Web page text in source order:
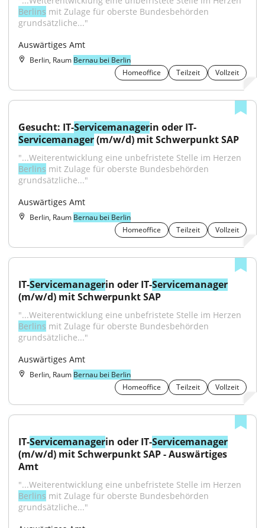
Berlins mit Zulage für oberste Bundesbehörden
grundsätzliche..."
Auswärtiges Amt
Berlin, Raum Bernau bei Berlin
Homeoffice
Teilzeit Vollzeit
Gesucht: IT-Servicemanagerin oder IT-
Servicemanager (m/w/d) mit Schwerpunkt SAP
Berlins mit Zulage für oberste Bundesbehörden
grundsätzliche..."
Auswärtiges Amt
Berlin, Raum Bernau bei Berlin
Homeoffice
Teilzeit Vollzeit
IT-Servicemanagerin oder IT-Servicemanager
(m/w/d) mit Schwerpunkt SAP
Berlins mit Zulage für oberste Bundesbehörden
grundsätzliche..."
Auswärtiges Amt
Berlin, Raum Bernau bei Berlin
Homeoffice
Teilzeit Vollzeit
IT-Servicemanagerin oder IT-Servicemanager
(m/w/d) mit Schwerpunkt SAP - Auswärtiges
Amt
Berlins mit Zulage für oberste Bundesbehörden
grundsätzliche..."